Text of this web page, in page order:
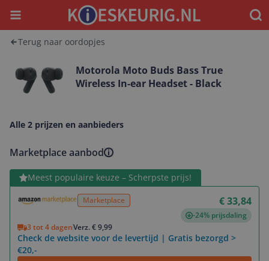
Menu
Terug naar oordopjes
Motorola Moto Buds Bass True
Wireless In-ear Headset - Black
Alle 2 prijzen en aanbieders
Marketplace aanbod
Meest populaire keuze – Scherpste prijs!
Marketplace € 33,84
-24% prijsdaling
3 tot 4 dagenVerz. € 9,99
Check de website voor de levertijd | Gratis bezorgd >
€20,-
Bekijk product